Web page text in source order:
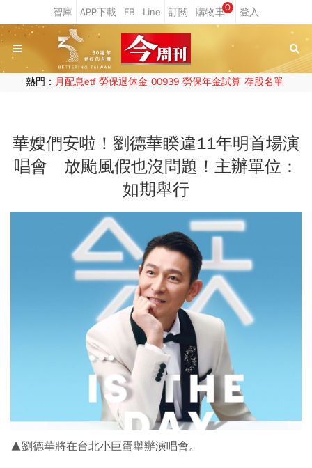
0
熱門： 月配息etf 勞保退休金 00939 勞保年金試算 存股名單
華嫂們安啦！劉德華睽違11年明首場演
唱會 放颱風假也沒問題！主辦單位：
如期舉行
▲劉德華將在台北小巨蛋舉辦演唱會。